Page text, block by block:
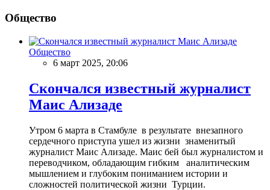
Общество
Общество
6 март 2025, 20:06
Скончался известный журналист
Маис Ализаде
Утром 6 марта в Стамбуле в результате внезапного
сердечного приступа ушел из жизни знаменитый
журналист Маис Ализаде. Маис бей был журналистом и
переводчиком, обладающим гибким аналитическим
мышлением и глубоким пониманием истории и
сложностей политической жизни Турции.